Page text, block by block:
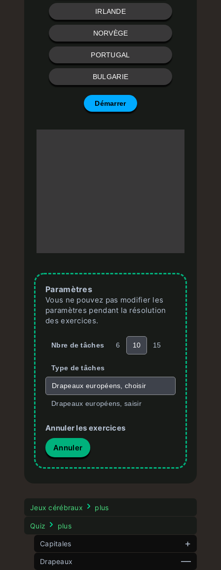
IRLANDE
NORVÈGE
PORTUGAL
BULGARIE
Démarrer
Paramètres
Vous ne pouvez pas modifier les
paramètres pendant la résolution
des exercices.
Nbre de tâches 6 10 15
Type de tâches
Drapeaux européens, choisir
Drapeaux européens, saisir
Annuler les exercices
Annuler
Jeux cérébraux plus
Quiz plus
Capitales
Capitales d’Europe
Drapeaux